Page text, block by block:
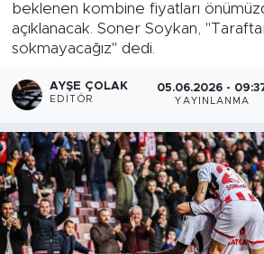
beklenen kombine fiyatları
açıklanacak. Soner Soykan,
sokmayacağız" dedi.
AYŞE ÇOLAK
EDITÖR
05.06.2026 -
YAYINLANMA
Süper Lig Puan Durumu ve
Haber Arşivi